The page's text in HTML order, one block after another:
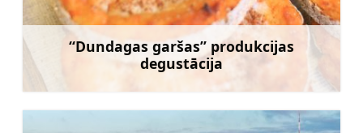
“Dundagas garšas” produkcijas
degustācija